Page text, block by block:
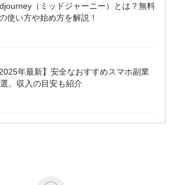
（ミッドジャーニー）とは？無料
使い方や始め方を解説！
2025年最新】安全なおすすめスマホ副業
。収入の目安も紹介